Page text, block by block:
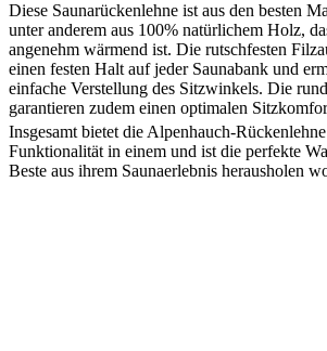
Diese Saunarückenlehne ist aus den besten
unter anderem aus 100% natürlichem Holz,
angenehm wärmend ist. Die rutschfesten
einen festen Halt auf jeder Saunabank und
einfache Verstellung des Sitzwinkels. Die
garantieren zudem einen optimalen
Insgesamt bietet die Alpenhauch-
Funktionalität in einem und ist die perfekte
Beste aus ihrem Saunaerlebnis herausholen